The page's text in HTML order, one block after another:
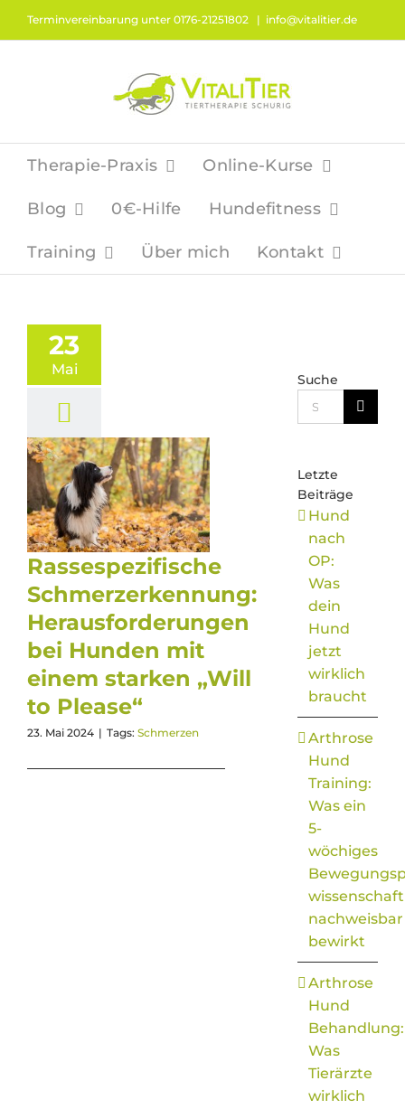
Terminvereinbarung unter 0176-21251802 | info@vitalitier.de
Therapie-Praxis Online-Kurse
Blog 0€-Hilfe Hundefitness
Training Über mich Kontakt
23
Mai
Rassespezifische
Schmerzerkennung:
Herausforderungen
bei Hunden mit
einem starken „Will
to Please“
23. Mai 2024 | Tags: Schmerzen
Suche
Suche
nach:
Letzte
Beiträge
Hund
nach
OP:
Was
dein
Hund
jetzt
wirklich
braucht
Arthrose
Hund
Training:
Was ein
5-
wöchiges
nachweisbar
bewirkt
Arthrose
Hund
Behandlung:
Was
Tierärzte
wirklich